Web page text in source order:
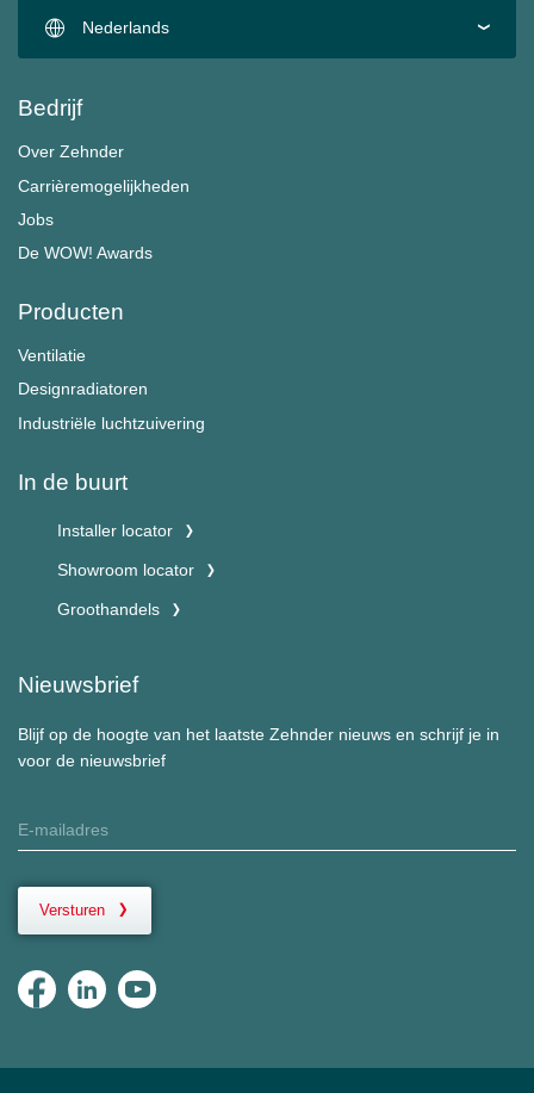
Nederlands
Bedrijf
Over Zehnder
Carrièremogelijkheden
Jobs
De WOW! Awards
Producten
Ventilatie
Designradiatoren
Industriële luchtzuivering
In de buurt
Installer locator
Showroom locator
Groothandels
Nieuwsbrief
Blijf op de hoogte van het laatste Zehnder nieuws en schrijf je in
voor de nieuwsbrief
Versturen